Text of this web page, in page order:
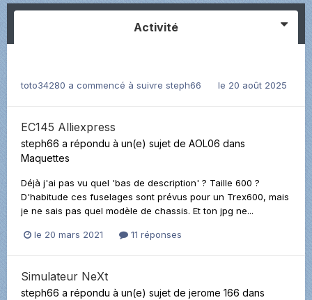
Activité
toto34280 a commencé à suivre steph66 le 20 août 2025
EC145 Alliexpress
steph66 a répondu à un(e) sujet de AOL06 dans
Maquettes
Déjà j'ai pas vu quel 'bas de description' ? Taille 600 ?
D'habitude ces fuselages sont prévus pour un Trex600, mais
je ne sais pas quel modèle de chassis. Et ton jpg ne...
le 20 mars 2021 11 réponses
Simulateur NeXt
steph66 a répondu à un(e) sujet de jerome 166 dans